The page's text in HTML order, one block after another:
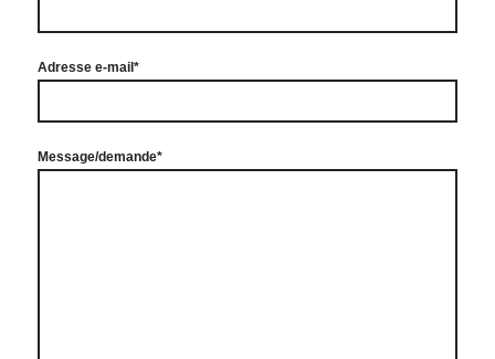
Adresse e-mail*
Message/demande*